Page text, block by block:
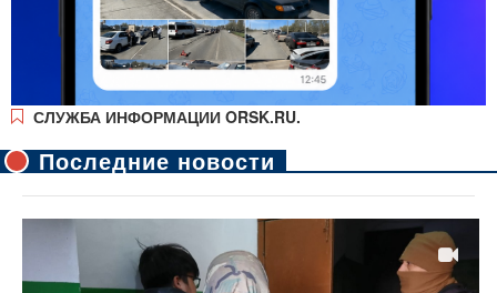
СЛУЖБА ИНФОРМАЦИИ ORSK.RU.
Последние новости